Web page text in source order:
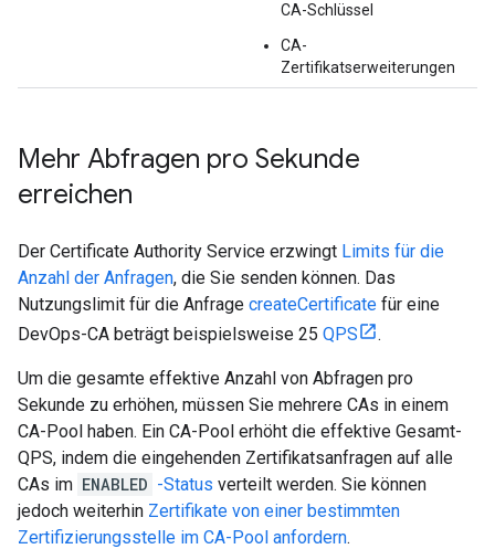
CA-Schlüssel
CA-
Zertifikatserweiterungen
Mehr Abfragen pro Sekunde
erreichen
Der Certificate Authority Service erzwingt Limits für die
Anzahl der Anfragen, die Sie senden können. Das
Nutzungslimit für die Anfrage createCertificate für eine
DevOps-CA beträgt beispielsweise 25 QPS .
Um die gesamte effektive Anzahl von Abfragen pro
Sekunde zu erhöhen, müssen Sie mehrere CAs in einem
CA-Pool haben. Ein CA-Pool erhöht die effektive Gesamt-
QPS, indem die eingehenden Zertifikatsanfragen auf alle
CAs im ENABLED -Status verteilt werden. Sie können
jedoch weiterhin Zertifikate von einer bestimmten
Zertifizierungsstelle im CA-Pool anfordern.